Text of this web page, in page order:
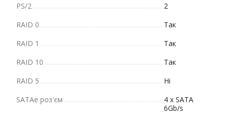
PS/2
2
RAID 0
Так
RAID 1
Так
RAID 10
Так
RAID 5
Ні
SATAe роз'єм
4 x SATA
6Gb/s